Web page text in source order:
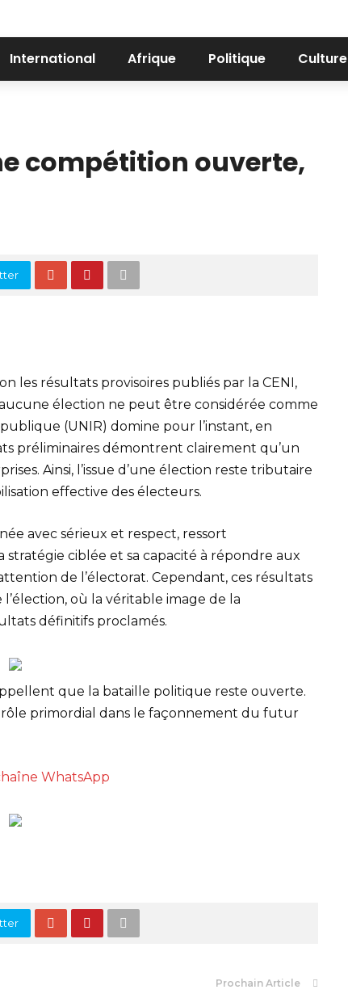
International Afrique Politique Culture
compétition ouverte,
les résultats provisoires publiés par la CENI,
élection ne peut être considérée comme
(UNIR) domine pour l’instant, en
préliminaires démontrent clairement qu’un
Ainsi, l’issue d’une élection reste tributaire
effective des électeurs.
avec sérieux et respect, ressort
stratégie ciblée et sa capacité à répondre aux
de l’électorat. Cependant, ces résultats
où la véritable image de la
définitifs proclamés.
que la bataille politique reste ouverte.
primordial dans le façonnement du futur
WhatsApp
Prochain Article